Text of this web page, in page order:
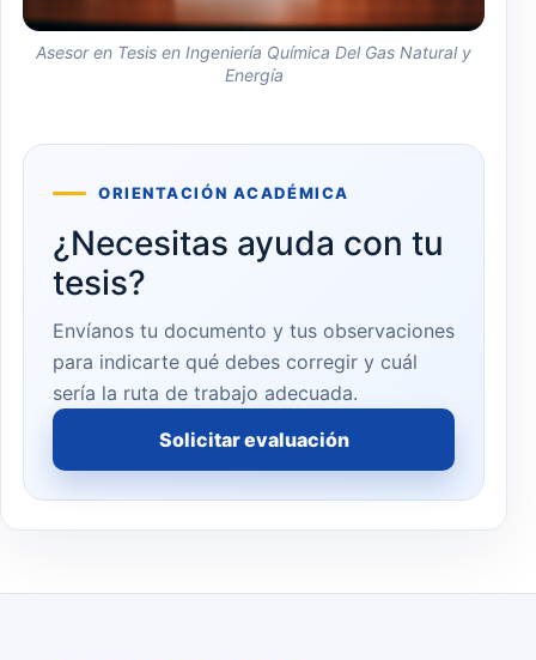
Asesor en Tesis en Ingeniería Química Del Gas Natural y
Energía
ORIENTACIÓN ACADÉMICA
¿Necesitas ayuda con tu
tesis?
Envíanos tu documento y tus observaciones
para indicarte qué debes corregir y cuál
sería la ruta de trabajo adecuada.
Solicitar evaluación